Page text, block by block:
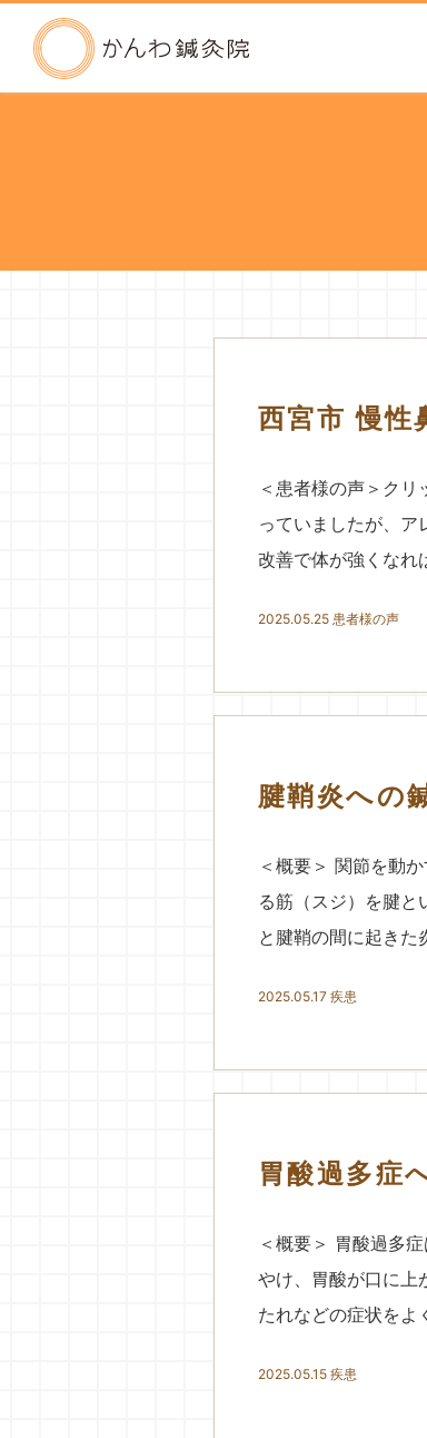
西宮市 慢性
＜患者様の声＞ク
っていましたが、
改善で体が強くな
2025.05.25 患者様の声
腱鞘炎への
＜概要＞ 関節を動
る筋（スジ）を腱
と腱鞘の間に起き
2025.05.17 疾患
胃酸過多症
＜概要＞ 胃酸過多
やけ、胃酸が口に上
たれなどの症状を
2025.05.15 疾患